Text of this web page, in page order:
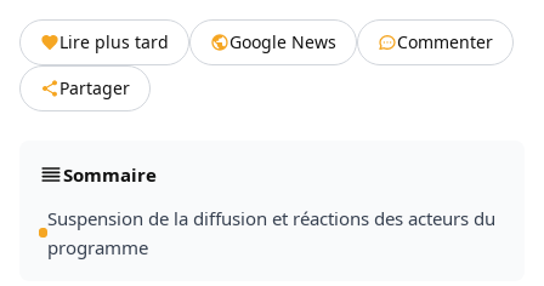
Lire plus tard Google News
Commenter
Partager
Sommaire
Suspension de la diffusion et réactions des acteurs du
programme